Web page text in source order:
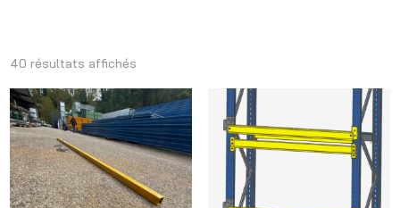
40 résultats affichés